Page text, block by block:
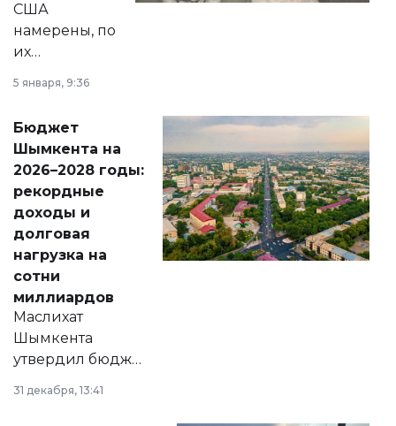
США
намерены, по
их
принести
народу
Венесуэлы.
5 января, 9:36
Бюджет
Шымкента на
2026–2028 годы:
рекордные
доходы и
долговая
нагрузка на
сотни
миллиардов
Маслихат
Шымкента
утвердил бюджет
города на 2026–
2028 годы.
31 декабря, 13:41